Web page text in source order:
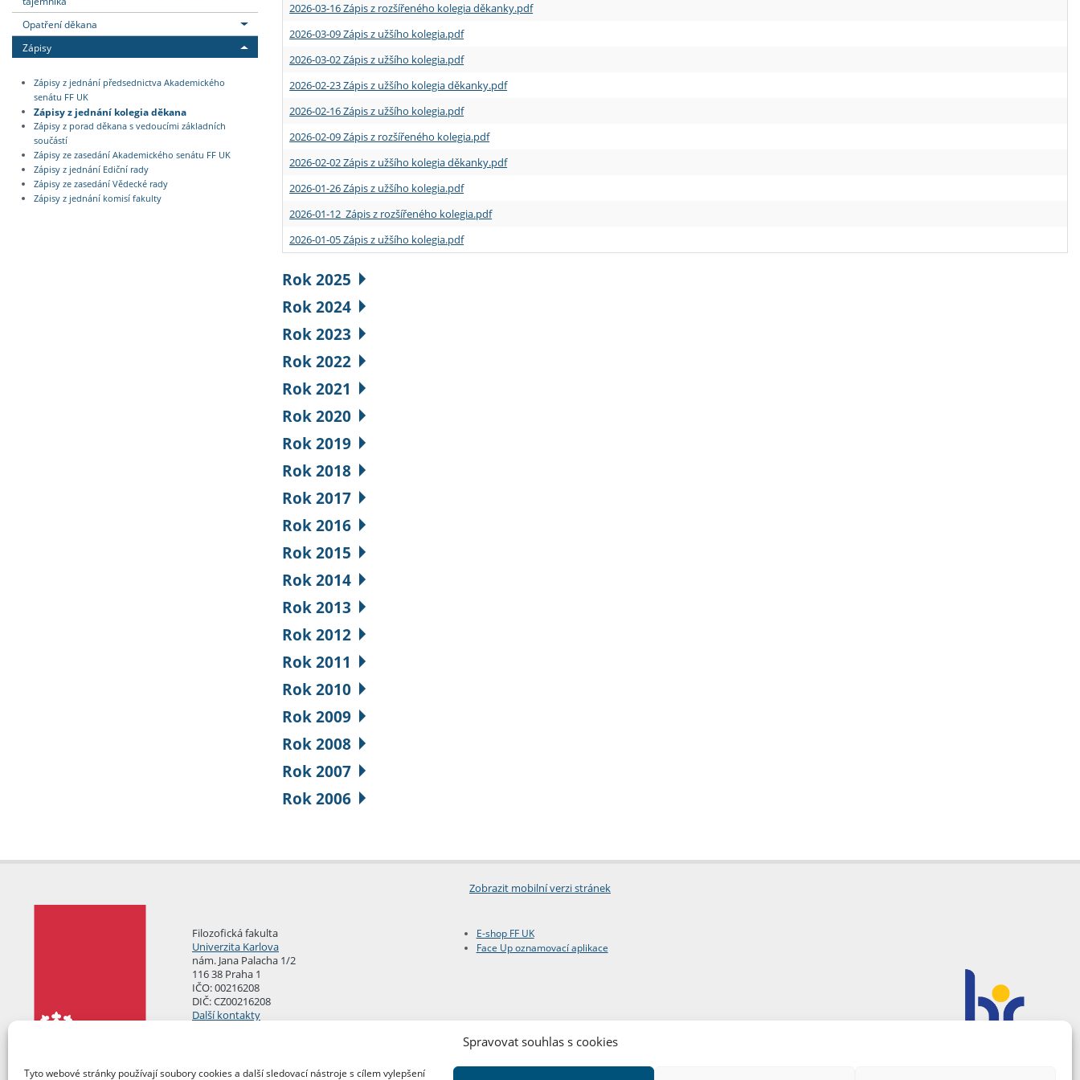
Spravovat souhlas s cookies
Tyto webové stránky používají soubory cookies a další sledovací nástroje s cílem vylepšení
Opatření děkana
Zápisy
Zápisy z jednání předsednictva Akademického
senátu FF UK
Zápisy z jednání kolegia děkana
Zápisy z porad děkana s vedoucími základních
součástí
Zápisy ze zasedání Akademického senátu FF UK
Zápisy z jednání Ediční rady
Zápisy ze zasedání Vědecké rady
Zápisy z jednání komisí fakulty
2026-03-16 Zápis z rozšířeného kolegia děkanky.pdf
2026-03-09 Zápis z užšího kolegia.pdf
2026-03-02 Zápis z užšího kolegia.pdf
2026-02-23 Zápis z užšího kolegia děkanky.pdf
2026-02-16 Zápis z užšího kolegia.pdf
2026-02-09 Zápis z rozšířeného kolegia.pdf
2026-02-02 Zápis z užšího kolegia děkanky.pdf
2026-01-26 Zápis z užšího kolegia.pdf
2026-01-12 Zápis z rozšířeného kolegia.pdf
2026-01-05 Zápis z užšího kolegia.pdf
Rok 2025
Rok 2024
Rok 2023
Rok 2022
Rok 2021
Rok 2020
Rok 2019
Rok 2018
Rok 2017
Rok 2016
Rok 2015
Rok 2014
Rok 2013
Rok 2012
Rok 2011
Rok 2010
Rok 2009
Rok 2008
Rok 2007
Rok 2006
Zobrazit mobilní verzi stránek
Filozofická fakulta
Univerzita Karlova
nám. Jana Palacha 1/2
116 38 Praha 1
IČO: 00216208
DIČ: CZ00216208
Další kontakty
E-shop FF UK
Face Up oznamovací aplikace